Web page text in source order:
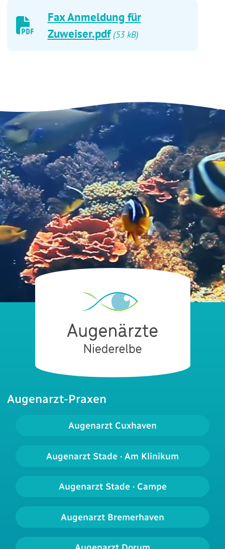
Fax Anmeldung für
Zuweiser.pdf(53 kB)
Augenarzt-Praxen
Augenarzt Cuxhaven
Augenarzt Stade · Am Klinikum
Augenarzt Stade · Campe
Augenarzt Bremerhaven